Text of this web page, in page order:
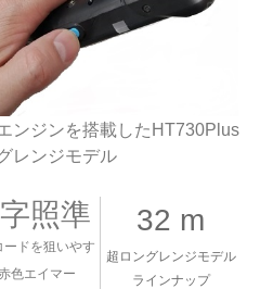
ンジンを搭載したHT730Plus
レンジモデル
照準
ードを狙いやす
色エイマー
32 m
超ロングレンジモデル
ラインナップ